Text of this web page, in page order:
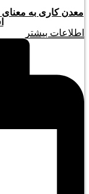
معدن کاری به
اطلاعات بیشتر